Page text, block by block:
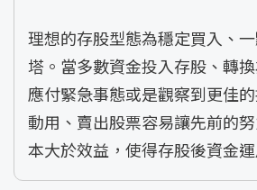
理想的存股型態為穩定買入、
塔。當多數資金投入存股、轉
應付緊急事態或是觀察到更佳
動用、賣出股票容易讓先前的
本大於效益，使得存股後資金運